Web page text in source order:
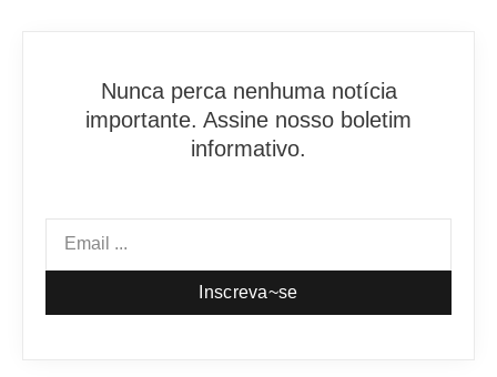
Nunca perca nenhuma notícia
importante. Assine nosso boletim
informativo.
Inscreva~se